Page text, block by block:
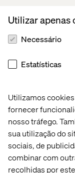
Utilizamos
fornecer
nosso tráfego.
sua utilização do
sociais, de
combinar com
recolhidas por
Utilizar apenas
Necessário
Estatísticas
Escritórios